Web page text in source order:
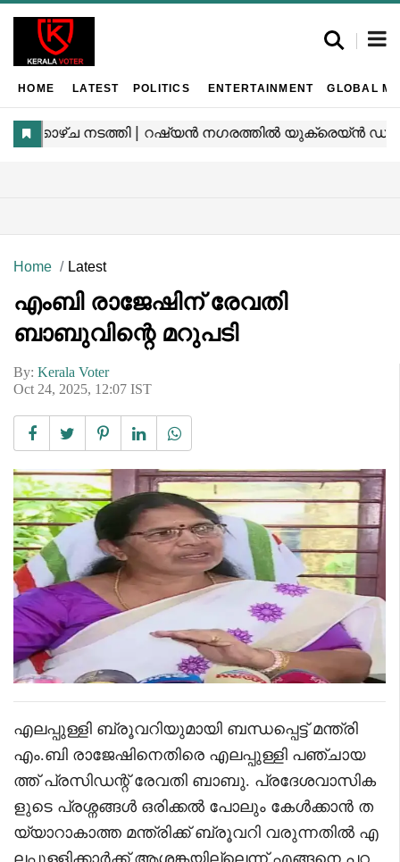
HOME LATEST POLITICS ENTERTAINMENT GLOBAL
Home Latest
എംബി രാജേഷിന് രേവതി
ബാബുവിന്റെ മറുപടി
By: Kerala Voter
Oct 24, 2025, 12:07 IST
എലപ്പുള്ളി ബ്രൂവറിയുമായി ബന്ധപ്പെട്ട് മന്ത്രി
എം.ബി രാജേഷിനെതിരെ എലപ്പുള്ളി പഞ്ചായ
ത്ത് പ്രസിഡന്റ് രേവതി ബാബു. പ്രദേശവാസിക
ളുടെ പ്രശ്നങ്ങൾ ഒരിക്കൽ പോലും കേൾക്കാൻ ത
യ്യാറാകാത്ത മന്ത്രിക്ക് ബ്രൂവറി വരുന്നതിൽ എ
ലപ്പുള്ളിക്കാർക്ക് ആശങ്കയില്ലെന്ന് എങ്ങനെ പറ